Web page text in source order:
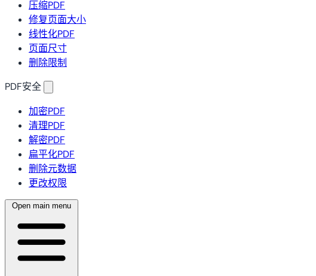
压缩PDF
修复页面大小
线性化PDF
页面尺寸
删除限制
PDF安全
加密PDF
清理PDF
解密PDF
扁平化PDF
删除元数据
更改权限
Open main menu